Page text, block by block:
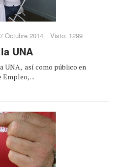
Octubre 2014 Visto: 1299
UNA
UNA, así como público en
Empleo, ...